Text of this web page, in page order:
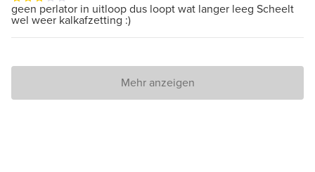
geen perlator in uitloop dus loopt wat langer leeg Scheelt
wel weer kalkafzetting :)
Mehr anzeigen